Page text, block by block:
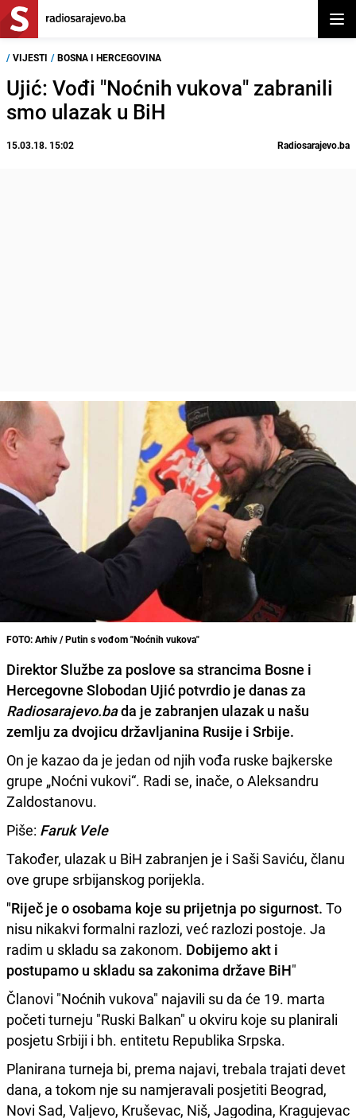
/ VIJESTI / BOSNA I HERCEGOVINA
Ujić: Vođi "Noćnih vukova" zabranili
smo ulazak u BiH
15.03.18. 15:02 Radiosarajevo.ba
FOTO: Arhiv / Putin s vođom "Noćnih vukova"
Direktor Službe za poslove sa strancima Bosne i
Hercegovne Slobodan Ujić potvrdio je danas za
Radiosarajevo.bada je zabranjen ulazak u našu
zemlju za dvojicu državljanina Rusije i Srbije.
On je kazao da je jedan od njih vođa ruske bajkerske
grupe „Noćni vukovi“. Radi se, inače, o Aleksandru
Zaldostanovu.
Piše: Faruk Vele
Također, ulazak u BiH zabranjen je i Saši Saviću, članu
ove grupe srbijanskog porijekla.
"Riječ je o osobama koje su prijetnja po sigurnost. To
nisu nikakvi formalni razlozi, već razlozi postoje. Ja
radim u skladu sa zakonom. Dobijemo akt i
postupamo u skladu sa zakonima države BiH"
Članovi "Noćnih vukova" najavili su da će 19. marta
početi turneju "Ruski Balkan" u okviru koje su planirali
posjetu Srbiji i bh. entitetu Republika Srpska.
Planirana turneja bi, prema najavi, trebala trajati devet
dana, a tokom nje su namjeravali posjetiti Beograd,
Novi Sad, Valjevo, Kruševac, Niš, Jagodina, Kragujevac